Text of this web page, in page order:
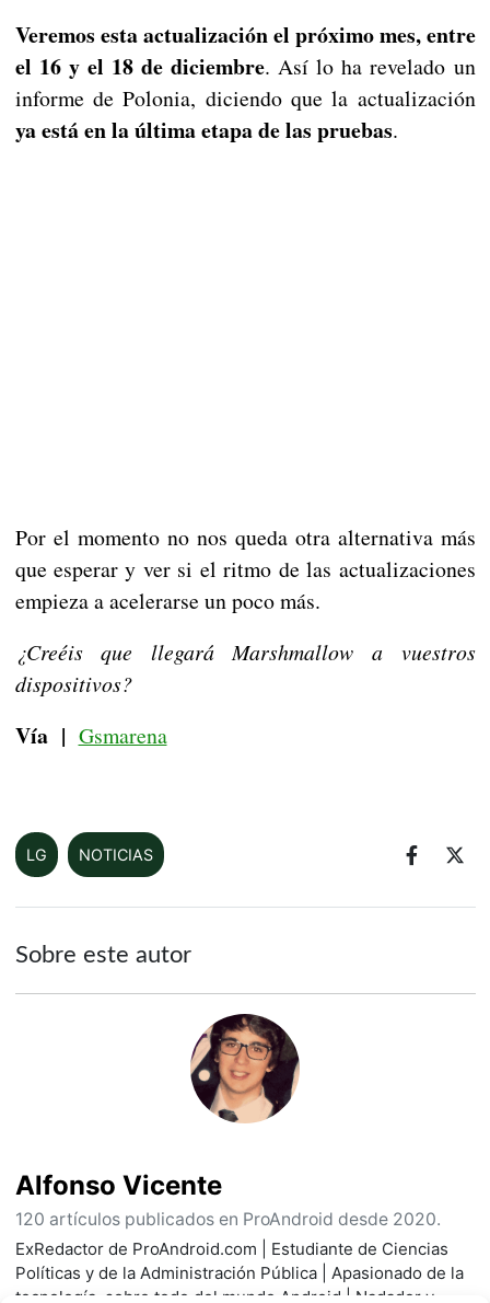
Veremos esta actualización el próximo mes, entre
el 16 y el 18 de diciembre. Así lo ha revelado un
informe de Polonia, diciendo que la actualización
ya está en la última etapa de las pruebas.
Por el momento no nos queda otra alternativa más
que esperar y ver si el ritmo de las actualizaciones
empieza a acelerarse un poco más.
¿Creéis que llegará Marshmallow a vuestros
dispositivos?
Vía | Gsmarena
LG NOTICIAS
Sobre este autor
Alfonso Vicente
120 artículos publicados en ProAndroid desde 2020.
ExRedactor de ProAndroid.com | Estudiante de Ciencias
Políticas y de la Administración Pública | Apasionado de la
tecnología, sobre todo del mundo Android | Nadador y